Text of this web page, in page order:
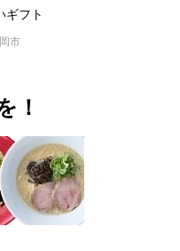
ギフト
市
！